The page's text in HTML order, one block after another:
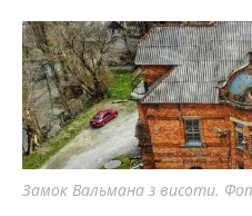
Замок Вальмана з висоти.